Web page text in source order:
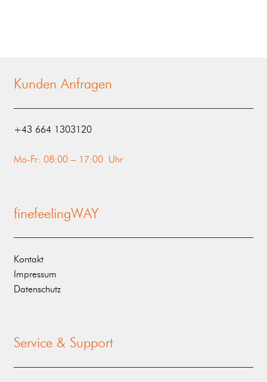
Kunden Anfragen
‭+43 664 1303120‬
Mo-Fr: 08:00 – 17:00 Uhr
finefeelingWAY
Kontakt
Impressum
Datenschutz
Service & Support